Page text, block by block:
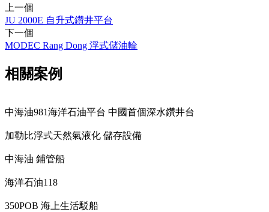
上一個
JU 2000E 自升式鑽井平台
下一個
MODEC Rang Dong 浮式儲油輪
相關案例
中海油981海洋石油平台 中國首個深水鑽井台
加勒比浮式天然氣液化 儲存設備
中海油 鋪管船
海洋石油118
350POB 海上生活駁船